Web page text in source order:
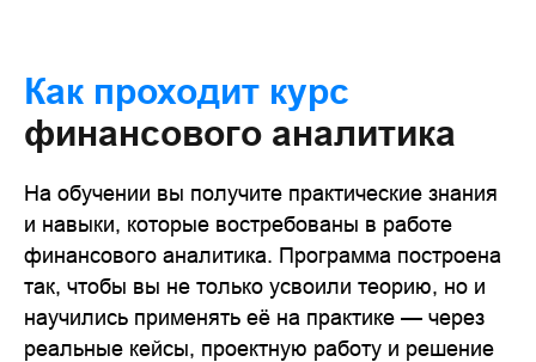
Как проходит курс
финансового аналитика
На обучении вы получите практические знания
и навыки, которые востребованы в работе
финансового аналитика. Программа построена
так, чтобы вы не только усвоили теорию, но и
научились применять её на практике — через
реальные кейсы, проектную работу и решение